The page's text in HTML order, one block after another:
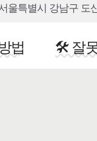
울특별시 강남구 도
법 🛠️ 잘